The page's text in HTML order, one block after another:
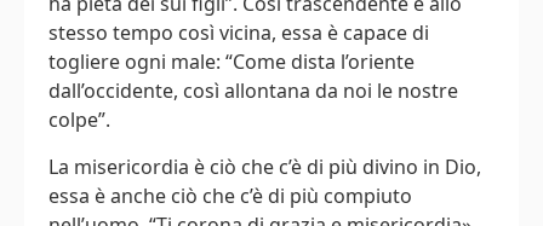
stesso tempo così vicina, essa è capace di
togliere ogni male: “Come dista l’oriente
dall’occidente, così allontana da noi le nostre
colpe”.
La misericordia è ciò che c’è di più divino in Dio,
essa è anche ciò che c’è di più compiuto